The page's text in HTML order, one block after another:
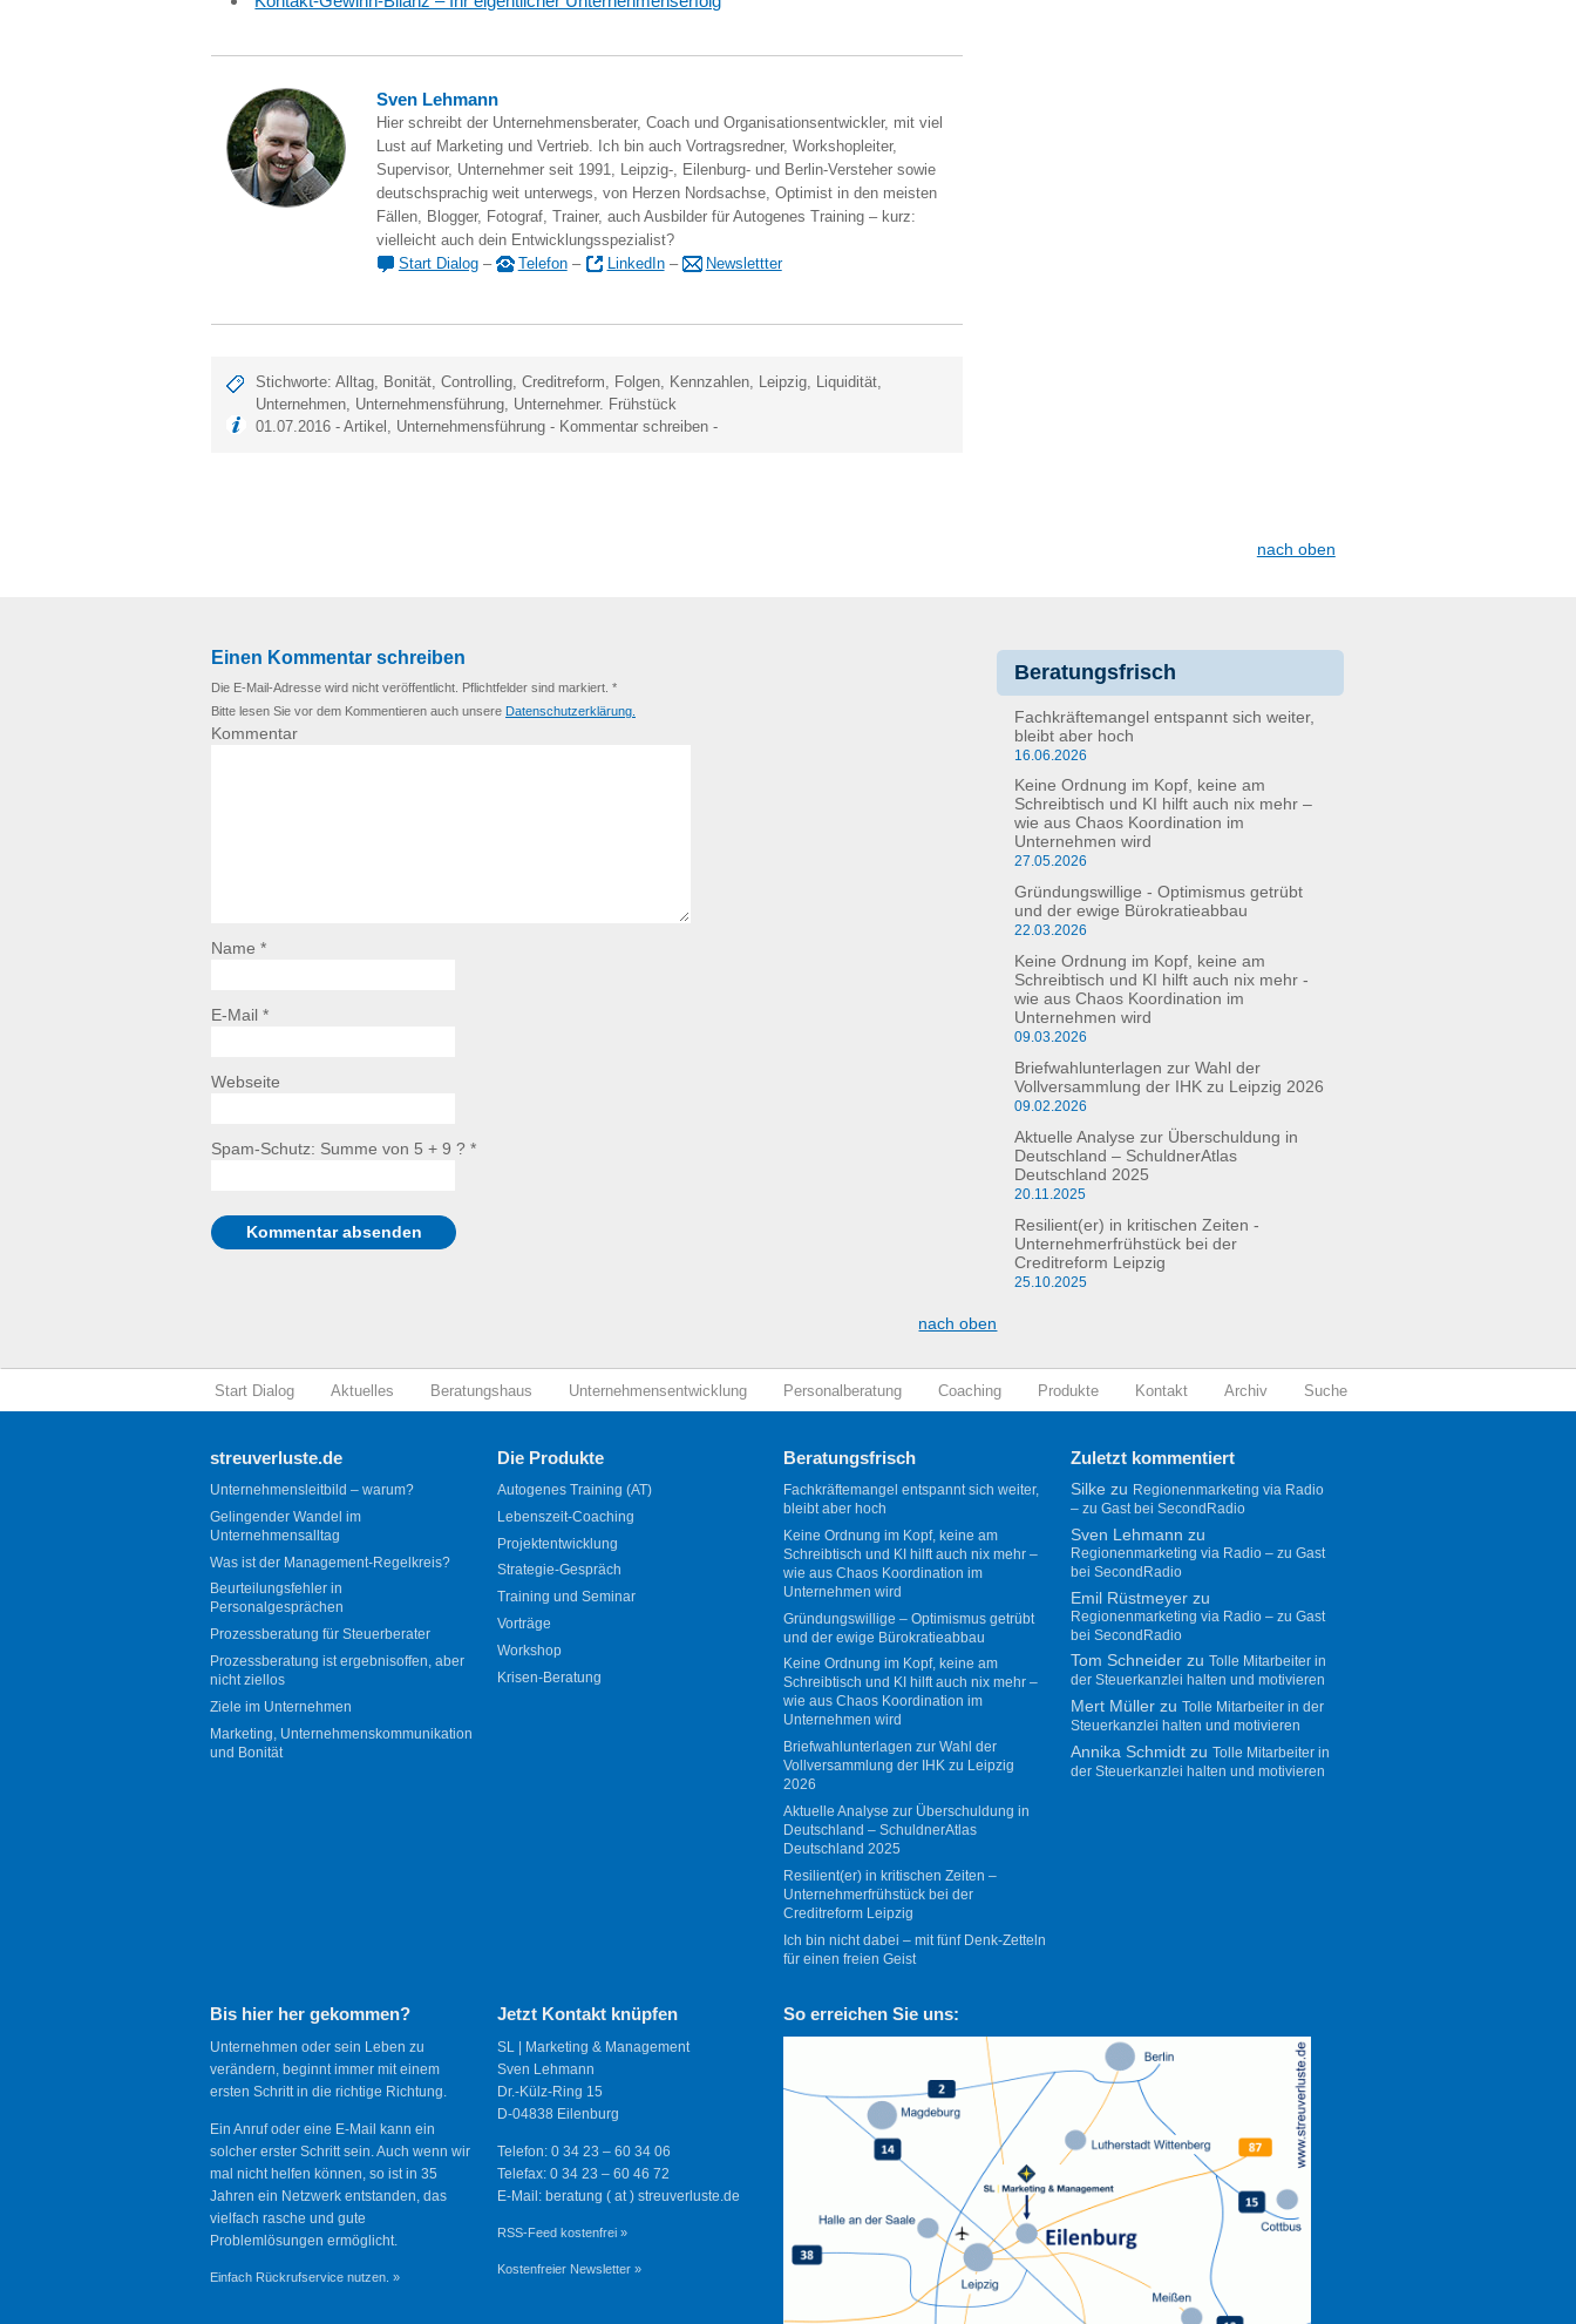
Sven Lehmann
Hier schreibt der Unternehmensberater, Coach und Organisationsentwickler, mit viel
Lust auf Marketing und Vertrieb. Ich bin auch Vortragsredner, Workshopleiter,
Supervisor, Unternehmer seit 1991, Leipzig-, Eilenburg- und Berlin-Versteher sowie
deutschsprachig weit unterwegs, von Herzen Nordsachse, Optimist in den meisten
Fällen, Blogger, Fotograf, Trainer, auch Ausbilder für Autogenes Training – kurz:
vielleicht auch dein Entwicklungsspezialist?
Start Dialog– Telefon– LinkedIn– Newslettter
Stichworte:Alltag, Bonität,Controlling,Creditreform, Folgen, Kennzahlen, Leipzig, Liquidität,
Unternehmen, Unternehmensführung, Unternehmer. Frühstück
01.07.2016 -Artikel , Unternehmensführung - Kommentar schreiben -
nach oben
Beratungsfrisch
Fachkräftemangel entspannt sich weiter,
bleibt aber hoch
16.06.2026
Keine Ordnung im Kopf, keine am
Schreibtisch und KI hilft auch nix mehr –
wie aus Chaos Koordination im
Unternehmen wird
27.05.2026
Gründungswillige - Optimismus getrübt
und der ewige Bürokratieabbau
22.03.2026
Keine Ordnung im Kopf, keine am
Schreibtisch und KI hilft auch nix mehr -
wie aus Chaos Koordination im
Unternehmen wird
09.03.2026
Briefwahlunterlagen zur Wahl der
Vollversammlung der IHK zu Leipzig 2026
09.02.2026
Aktuelle Analyse zur Überschuldung in
Deutschland – SchuldnerAtlas
Deutschland 2025
20.11.2025
Resilient(er) in kritischen Zeiten -
Unternehmerfrühstück bei der
Creditreform Leipzig
25.10.2025
Einen Kommentar schreiben
Die E-Mail-Adresse wird nicht veröffentlicht. Pflichtfelder sind markiert. *
Bitte lesen Sie vor dem Kommentieren auch unsere Datenschutzerklärung.
Kommentar
Name *
E-Mail *
Webseite
Spam-Schutz: Summe von 5 + 9 ? *
nach oben
Start Dialog Aktuelles Beratungshaus Unternehmensentwicklung Personalberatung Coaching Produkte Kontakt Archiv Suche
streuverluste.de
Unternehmensleitbild – warum?
Gelingender Wandel im
Unternehmensalltag
Was ist der Management-Regelkreis?
Beurteilungsfehler in
Personalgesprächen
Prozessberatung für Steuerberater
Prozessberatung ist ergebnisoffen, aber
nicht ziellos
Ziele im Unternehmen
Marketing, Unternehmenskommunikation
und Bonität
Die Produkte
Autogenes Training (AT)
Lebenszeit-Coaching
Projektentwicklung
Strategie-Gespräch
Training und Seminar
Vorträge
Workshop
Krisen-Beratung
Beratungsfrisch
Fachkräftemangel entspannt sich weiter,
bleibt aber hoch
Keine Ordnung im Kopf, keine am
Schreibtisch und KI hilft auch nix mehr –
wie aus Chaos Koordination im
Unternehmen wird
Gründungswillige – Optimismus getrübt
und der ewige Bürokratieabbau
Keine Ordnung im Kopf, keine am
Schreibtisch und KI hilft auch nix mehr –
wie aus Chaos Koordination im
Unternehmen wird
Briefwahlunterlagen zur Wahl der
Vollversammlung der IHK zu Leipzig
2026
Aktuelle Analyse zur Überschuldung in
Deutschland – SchuldnerAtlas
Deutschland 2025
Resilient(er) in kritischen Zeiten –
Unternehmerfrühstück bei der
Creditreform Leipzig
Ich bin nicht dabei – mit fünf Denk-Zetteln
für einen freien Geist
Zuletzt kommentiert
Silkezu Regionenmarketing via Radio
– zu Gast bei SecondRadio
Sven Lehmann zu
Regionenmarketing via Radio – zu Gast
bei SecondRadio
Emil Rüstmeyerzu
Regionenmarketing via Radio – zu Gast
bei SecondRadio
Tom Schneiderzu Tolle Mitarbeiter in
der Steuerkanzlei halten und motivieren
Mert Müllerzu Tolle Mitarbeiter in der
Steuerkanzlei halten und motivieren
Annika Schmidtzu Tolle Mitarbeiter in
der Steuerkanzlei halten und motivieren
Bis hier her gekommen?
Unternehmen oder sein Leben zu
verändern, beginnt immer mit einem
ersten Schritt in die richtige Richtung.
Ein Anruf oder eine E-Mail kann ein
solcher erster Schritt sein. Auch wenn wir
mal nicht helfen können, so ist in 35
Jahren ein Netzwerk entstanden, das
vielfach rasche und gute
Problemlösungen ermöglicht.
Einfach Rückrufservice nutzen. »
Jetzt Kontakt knüpfen
SL | Marketing & Management
Sven Lehmann
Dr.-Külz-Ring 15
D-04838 Eilenburg
Telefon: 0 34 23 – 60 34 06
Telefax: 0 34 23 – 60 46 72
E-Mail: beratung ( at ) streuverluste.de
RSS-Feed kostenfrei »
Kostenfreier Newsletter »
So erreichen Sie uns: